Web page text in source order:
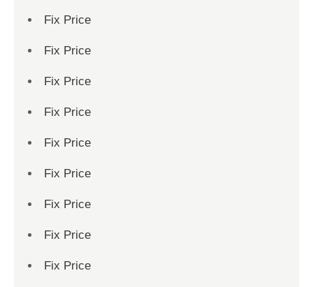
Fix Price
Fix Price
Fix Price
Fix Price
Fix Price
Fix Price
Fix Price
Fix Price
Fix Price